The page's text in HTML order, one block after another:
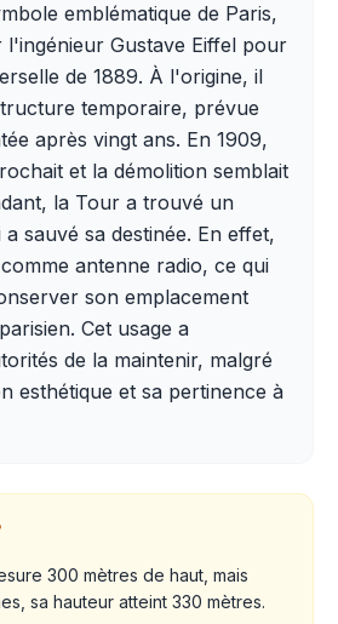
emblématique de Paris,
Gustave Eiffel pour
de 1889. À l'origine, il
temporaire, prévue
après vingt ans. En 1909,
et la démolition semblait
la Tour a trouvé un
sauvé sa destinée. En effet,
antenne radio, ce qui
son emplacement
Cet usage a
de la maintenir, malgré
esthétique et sa pertinence à
300 mètres de haut, mais
sa hauteur atteint 330 mètres.